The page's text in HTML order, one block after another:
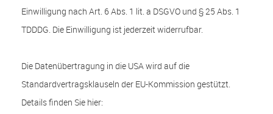
Einwilligung nach Art. 6 Abs. 1 lit. a DSGVO und § 25 Abs. 1
TDDDG. Die Einwilligung ist jederzeit widerrufbar.
Die Datenübertragung in die USA wird auf die
Standardvertragsklauseln der EU-Kommission gestützt.
Details finden Sie hier: